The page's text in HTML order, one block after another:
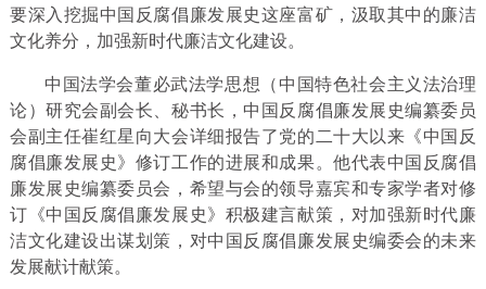
要深入挖掘中国反腐倡廉发展史这座富矿，汲取其中的廉洁
文化养分，加强新时代廉洁文化建设。
中国法学会董必武法学思想（中国特色社会主义法治理
论）研究会副会长、秘书长，中国反腐倡廉发展史编纂委员
会副主任崔红星向大会详细报告了党的二十大以来《中国反
腐倡廉发展史》修订工作的进展和成果。他代表中国反腐倡
廉发展史编纂委员会，希望与会的领导嘉宾和专家学者对修
订《中国反腐倡廉发展史》积极建言献策，对加强新时代廉
洁文化建设出谋划策，对中国反腐倡廉发展史编委会的未来
发展献计献策。